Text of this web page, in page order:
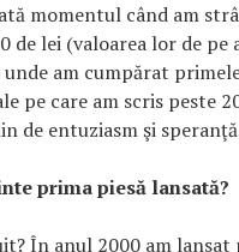
momentul când am
de lei (valoarea lor de pe
am cumpărat
pe care am scris peste
de entuziasm şi
prima piesă lansată?
În anul 2000 am lansat